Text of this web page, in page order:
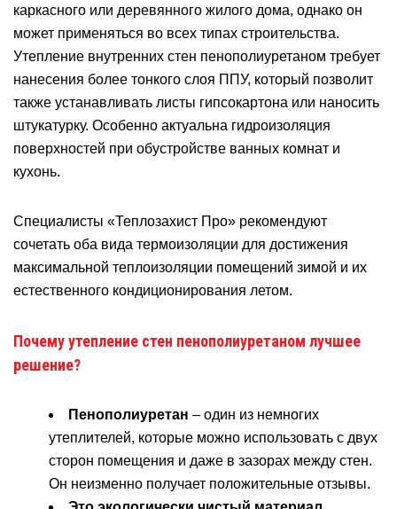
каркасного или деревянного жилого дома, однако он
может применяться во всех типах строительства.
Утепление внутренних стен пенополиуретаном требует
нанесения более тонкого слоя ППУ, который позволит
также устанавливать листы гипсокартона или наносить
штукатурку. Особенно актуальна гидроизоляция
поверхностей при обустройстве ванных комнат и
кухонь.
Специалисты «Теплозахист Про» рекомендуют
сочетать оба вида термоизоляции для достижения
максимальной теплоизоляции помещений зимой и их
естественного кондиционирования летом.
Почему утепление стен пенополиуретаном лучшее
решение?
Пенополиуретан – один из немногих
утеплителей, которые можно использовать с двух
сторон помещения и даже в зазорах между стен.
Он неизменно получает положительные отзывы.